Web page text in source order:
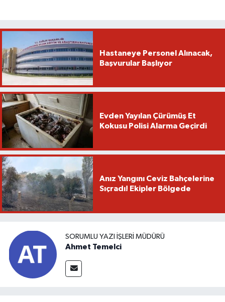
Hastaneye Personel Alınacak,
Başvurular Başlıyor
Evden Yayılan Çürümüş Et
Kokusu Polisi Alarma Geçirdi
Anız Yangını Ceviz Bahçelerine
Sıçradı! Ekipler Bölgede
SORUMLU YAZI İŞLERI MÜDÜRÜ
Ahmet Temelci